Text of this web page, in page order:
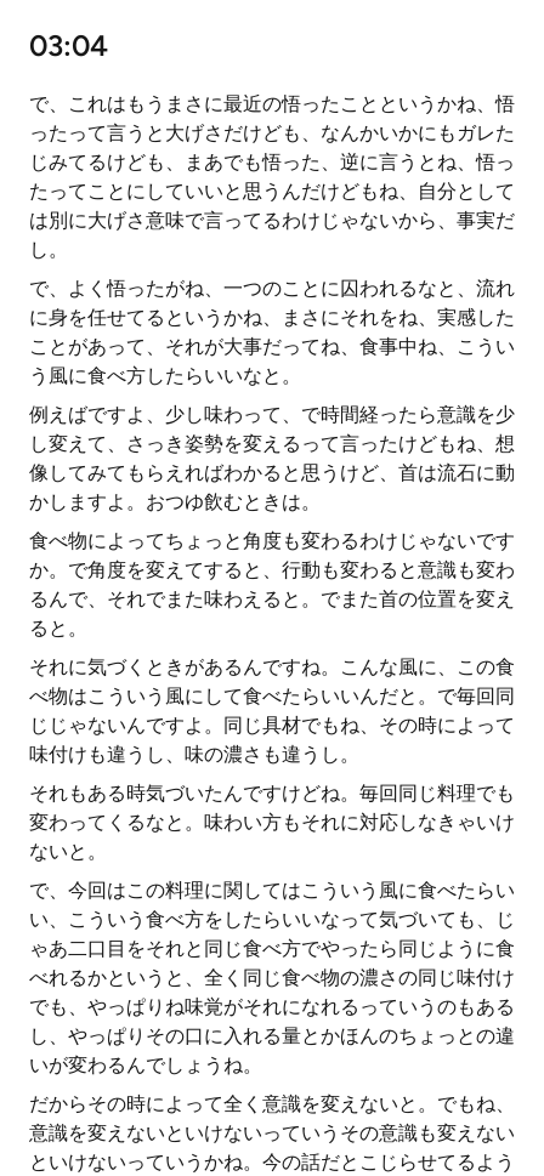
03:04
で、これはもうまさに最近の悟ったことというかね、悟
ったって言うと大げさだけども、なんかいかにもガレた
じみてるけども、まあでも悟った、逆に言うとね、悟っ
たってことにしていいと思うんだけどもね、自分として
は別に大げさ意味で言ってるわけじゃないから、事実だ
し。
で、よく悟ったがね、一つのことに囚われるなと、流れ
に身を任せてるというかね、まさにそれをね、実感した
ことがあって、それが大事だってね、食事中ね、こうい
う風に食べ方したらいいなと。
例えばですよ、少し味わって、で時間経ったら意識を少
し変えて、さっき姿勢を変えるって言ったけどもね、想
像してみてもらえればわかると思うけど、首は流石に動
かしますよ。おつゆ飲むときは。
食べ物によってちょっと角度も変わるわけじゃないです
か。で角度を変えてすると、行動も変わると意識も変わ
るんで、それでまた味わえると。でまた首の位置を変え
ると。
それに気づくときがあるんですね。こんな風に、この食
べ物はこういう風にして食べたらいいんだと。で毎回同
じじゃないんですよ。同じ具材でもね、その時によって
味付けも違うし、味の濃さも違うし。
それもある時気づいたんですけどね。毎回同じ料理でも
変わってくるなと。味わい方もそれに対応しなきゃいけ
ないと。
で、今回はこの料理に関してはこういう風に食べたらい
い、こういう食べ方をしたらいいなって気づいても、じ
ゃあ二口目をそれと同じ食べ方でやったら同じように食
べれるかというと、全く同じ食べ物の濃さの同じ味付け
でも、やっぱりね味覚がそれになれるっていうのもある
し、やっぱりその口に入れる量とかほんのちょっとの違
いが変わるんでしょうね。
だからその時によって全く意識を変えないと。でもね、
意識を変えないといけないっていうその意識も変えない
といけないっていうかね。今の話だとこじらせてるよう